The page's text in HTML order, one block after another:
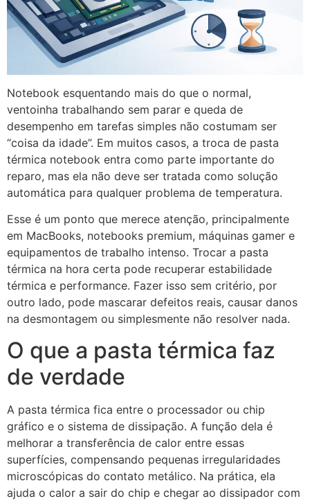
Notebook esquentando mais do que o normal,
ventoinha trabalhando sem parar e queda de
desempenho em tarefas simples não costumam ser
“coisa da idade”. Em muitos casos, a troca de pasta
térmica notebook entra como parte importante do
reparo, mas ela não deve ser tratada como solução
automática para qualquer problema de temperatura.
Esse é um ponto que merece atenção, principalmente
em MacBooks, notebooks premium, máquinas gamer e
equipamentos de trabalho intenso. Trocar a pasta
térmica na hora certa pode recuperar estabilidade
térmica e performance. Fazer isso sem critério, por
outro lado, pode mascarar defeitos reais, causar danos
na desmontagem ou simplesmente não resolver nada.
O que a pasta térmica faz
de verdade
A pasta térmica fica entre o processador ou chip
gráfico e o sistema de dissipação. A função dela é
melhorar a transferência de calor entre essas
superfícies, compensando pequenas irregularidades
microscópicas do contato metálico. Na prática, ela
ajuda o calor a sair do chip e chegar ao dissipador com